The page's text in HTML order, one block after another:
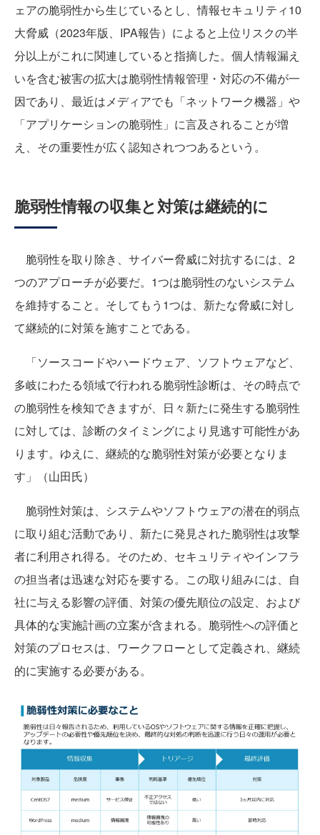
ェアの脆弱性から生じているとし、情報セキュリティ10
大脅威（2023年版、IPA報告）によると上位リスクの半
分以上がこれに関連していると指摘した。個人情報漏え
いを含む被害の拡大は脆弱性情報管理・対応の不備が一
因であり、最近はメディアでも「ネットワーク機器」や
「アプリケーションの脆弱性」に言及されることが増
え、その重要性が広く認知されつつあるという。
脆弱性情報の収集と対策は継続的に
脆弱性を取り除き、サイバー脅威に対抗するには、2
つのアプローチが必要だ。1つは脆弱性のないシステム
を維持すること。そしてもう1つは、新たな脅威に対し
て継続的に対策を施すことである。
「ソースコードやハードウェア、ソフトウェアなど、
多岐にわたる領域で行われる脆弱性診断は、その時点で
の脆弱性を検知できますが、日々新たに発生する脆弱性
に対しては、診断のタイミングにより見逃す可能性があ
ります。ゆえに、継続的な脆弱性対策が必要となりま
す」（山田氏）
脆弱性対策は、システムやソフトウェアの潜在的弱点
に取り組む活動であり、新たに発見された脆弱性は攻撃
者に利用され得る。そのため、セキュリティやインフラ
の担当者は迅速な対応を要する。この取り組みには、自
社に与える影響の評価、対策の優先順位の設定、および
具体的な実施計画の立案が含まれる。脆弱性への評価と
対策のプロセスは、ワークフローとして定義され、継続
的に実施する必要がある。